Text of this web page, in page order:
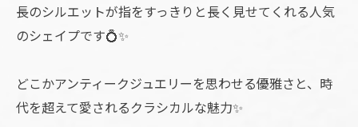
長のシルエットが指をすっきりと長く見せてくれる人気
のシェイプです💍✨
どこかアンティークジュエリーを思わせる優雅さと、時
代を超えて愛されるクラシカルな魅力✨